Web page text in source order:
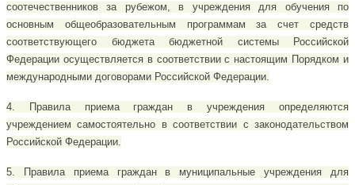
соотечественников за рубежом, в учреждения для обучения по
основным общеобразовательным программам за счет средств
соответствующего бюджета бюджетной системы Российской
Федерации осуществляется в соответствии с настоящим Порядком и
международными договорами Российской Федерации.
4. Правила приема граждан в учреждения определяются
учреждением самостоятельно в соответствии с законодательством
Российской Федерации.
5. Правила приема граждан в муниципальные учреждения для